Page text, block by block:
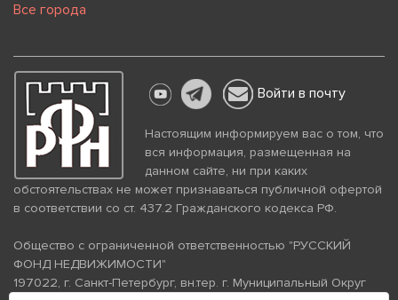
Все города
Войти в почту
Настоящим информируем вас о том, что
вся информация, размещенная на
данном сайте, ни при каких
обстоятельствах не может признаваться публичной офертой
в соответствии со ст. 437.2 Гражданского кодекса РФ.
Общество с ограниченной ответственностью "РУССКИЙ
ФОНД НЕДВИЖИМОСТИ"
197022, г. Санкт-Петербург, вн.тер. г. Муниципальный Округ